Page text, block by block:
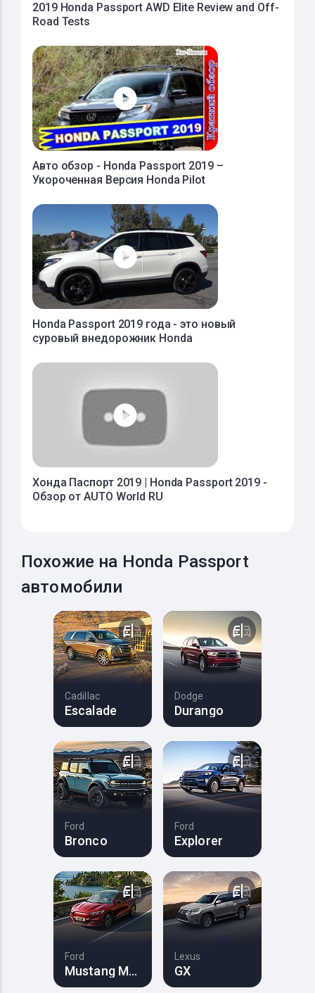
2019 Honda Passport AWD Elite Review and Off-
Road Tests
Авто обзор - Honda Passport 2019 –
Укороченная Версия Honda Pilot
Honda Passport 2019 года - это новый
суровый внедорожник Honda
Хонда Паспорт 2019 | Honda Passport 2019 -
Обзор от AUTO World RU
Похожие на Honda Passport
автомобили
Cadillac
Escalade
Dodge
Durango
Ford
Bronco
Ford
Explorer
Ford
Mustang Mach-E
Lexus
GX